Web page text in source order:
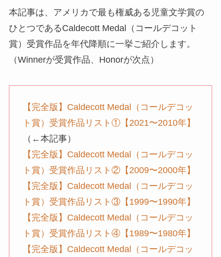
本記事は、アメリカで最も権威ある児童文学賞の
ひとつであるCaldecott Medal（コールデコット
賞）受賞作品を年代降順に一挙ご紹介します。
（Winnerが受賞作品、Honorが次点）
【完全版】Caldecott Medal（コールデコッ
ト賞）受賞作品リスト①【2021〜2010年】
（←本記事）
【完全版】Caldecott Medal（コールデコッ
ト賞）受賞作品リスト②【2009〜2000年】
【完全版】Caldecott Medal（コールデコッ
ト賞）受賞作品リスト③【1999〜1990年】
【完全版】Caldecott Medal（コールデコッ
ト賞）受賞作品リスト④【1989〜1980年】
【完全版】Caldecott Medal（コールデコッ